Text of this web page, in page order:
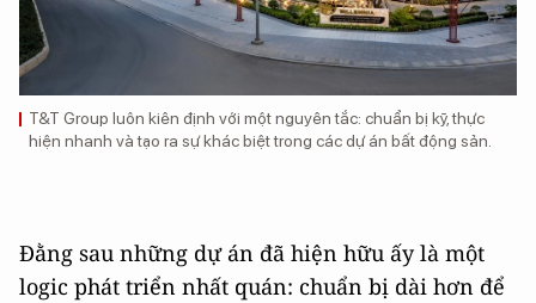
T&T Group luôn kiên định với một nguyên tắc: chuẩn bị kỹ, thực
hiện nhanh và tạo ra sự khác biệt trong các dự án bất động sản.
Đằng sau những dự án đã hiện hữu ấy là một
logic phát triển nhất quán: chuẩn bị dài hơn để